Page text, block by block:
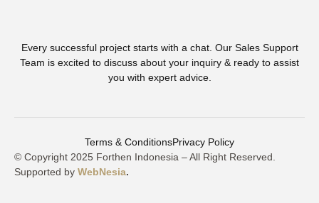
Every successful project starts with a chat. Our Sales Support
Team is excited to discuss about your inquiry & ready to assist
you with expert advice.
Terms & ConditionsPrivacy Policy
© Copyright 2025 Forthen Indonesia – All Right Reserved.
Supported by WebNesia.